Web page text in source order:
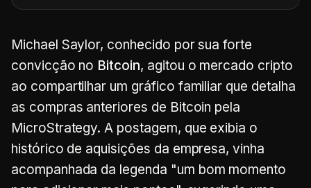
Michael Saylor, conhecido por sua forte
convicção no Bitcoin, agitou o mercado cripto
ao compartilhar um gráfico familiar que detalha
as compras anteriores de Bitcoin pela
MicroStrategy. A postagem, que exibia o
histórico de aquisições da empresa, vinha
acompanhada da legenda "um bom momento